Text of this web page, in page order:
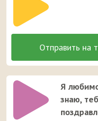
Я
знаю,